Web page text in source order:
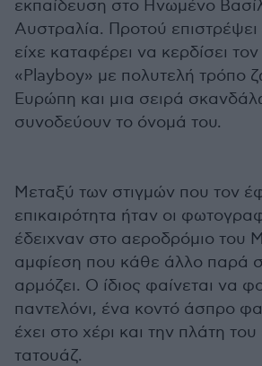
εκπαίδευση στο Ηνωμένο
Αυστραλία. Προτού επιστρέψει
είχε καταφέρει να κερδίσει τον
«Playboy» με πολυτελή τρόπο
Ευρώπη και μια σειρά
συνοδεύουν το όνομά του.
Μεταξύ των στιγμών που τον
επικαιρότητα ήταν οι
έδειχναν στο αεροδρόμιο του
αμφίεση που κάθε άλλο παρά
αρμόζει. Ο ίδιος φαίνεται να
παντελόνι, ένα κοντό άσπρο
έχει στο χέρι και την πλάτη
τατουάζ.